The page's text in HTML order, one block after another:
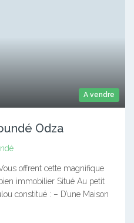
A vendre
Odza
offrent cette magnifique
immobilier Situé Au petit
constitué : – D’une Maison